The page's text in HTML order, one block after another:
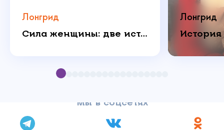
Лонгрид
Сила женщины: две истории о любви, которая побеждает
Лонгрид
Мы в соцсетях